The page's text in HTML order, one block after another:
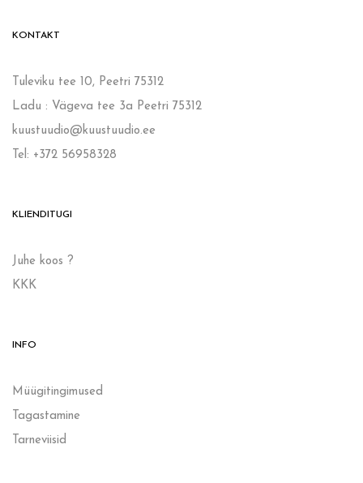
KONTAKT
Tuleviku tee 10, Peetri 75312
Ladu : Vägeva tee 3a Peetri 75312
kuustuudio@kuustuudio.ee
Tel: +372 56958328
KLIENDITUGI
Juhe koos ?
KKK
INFO
Müügitingimused
Tagastamine
Tarneviisid